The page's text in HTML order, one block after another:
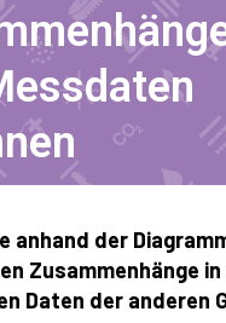
anhand der
Zusammenhänge
Daten der anderen